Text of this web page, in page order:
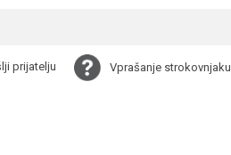
prijatelju Vprašanje strokovnjaku